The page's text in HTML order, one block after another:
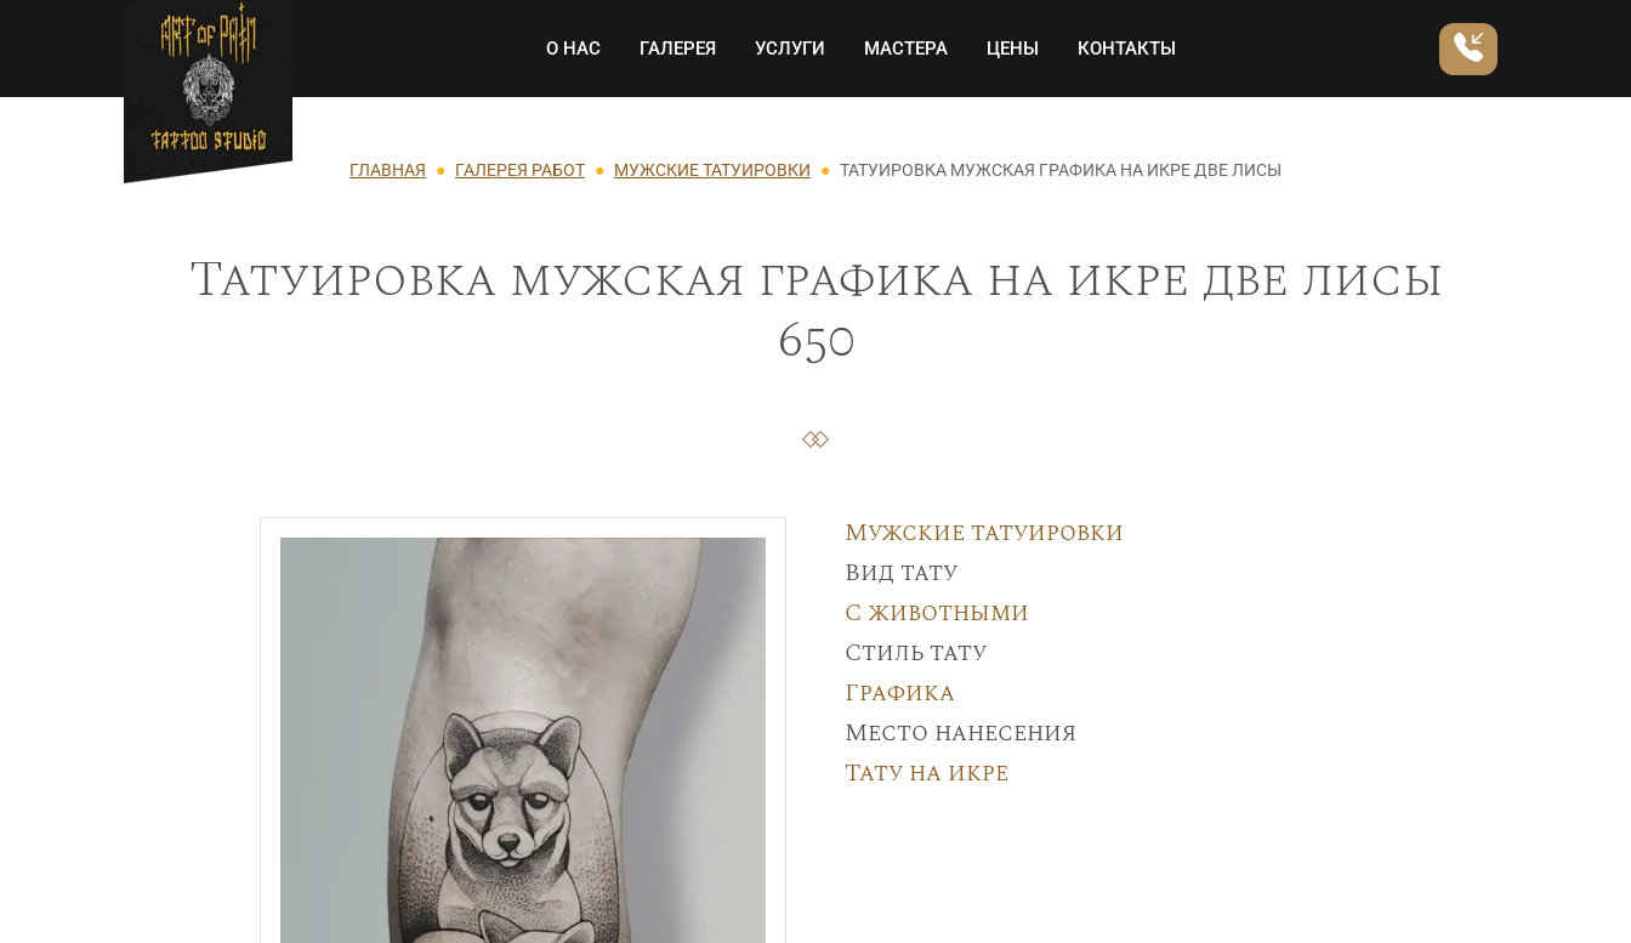
Перейти к основному содержанию Основная навигация
О НАС ГАЛЕРЕЯ УСЛУГИ МАСТЕРА ЦЕНЫ КОНТАКТЫ
Строка навигации
ГЛАВНАЯ ГАЛЕРЕЯ РАБОТ МУЖСКИЕ ТАТУИРОВКИ ТАТУИРОВКА МУЖСКАЯ ГРАФИКА НА ИКРЕ ДВЕ ЛИСЫ
Татуировка мужская графика на икре две лисы
650
Мужские татуировки
Вид тату
С животными
Стиль тату
Графика
Место нанесения
Тату на икре